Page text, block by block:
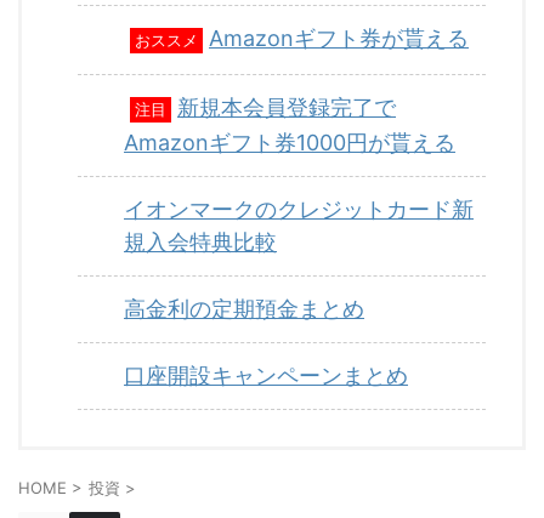
おススメ Amazonギフト券が貰える
注目
新規本会員登録完了で
Amazonギフト券1000円が貰える
イオンマークのクレジットカード新
規入会特典比較
高金利の定期預金まとめ
口座開設キャンペーンまとめ
HOME > 投資 >